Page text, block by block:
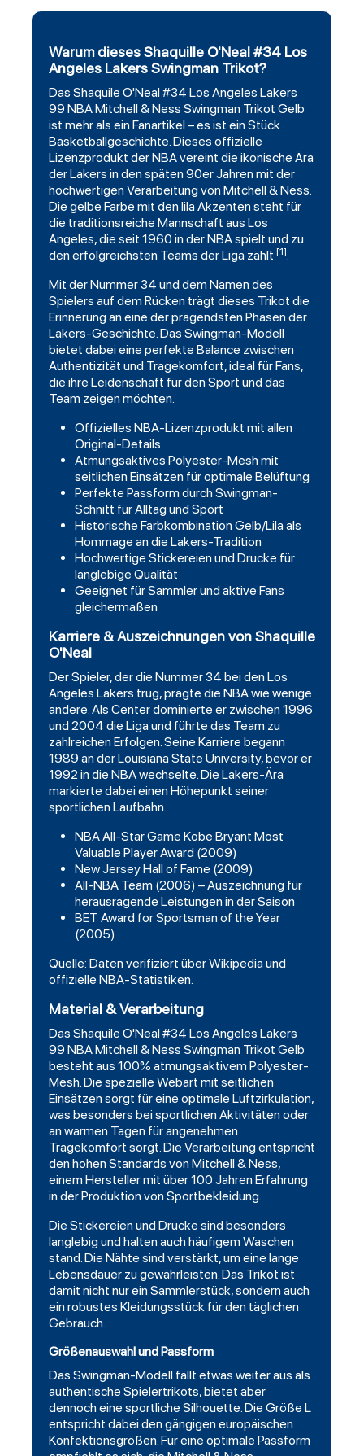
Warum dieses Shaquille O'Neal #34 Los
Angeles Lakers Swingman Trikot?
Das Shaquile O'Neal #34 Los Angeles Lakers
99 NBAMitchell& Ness Swingman Trikot Gelb
ist mehr als ein Fanartikel – es ist ein Stück
Basketballgeschichte. Dieses offizielle
Lizenzprodukt der NBA vereint die ikonische Ära
der Lakers in den späten 90er Jahren mit der
hochwertigen Verarbeitung von Mitchell & Ness.
Die gelbe Farbe mit den lila Akzenten steht für
die traditionsreiche Mannschaft aus Los
Angeles, die seit 1960 in der NBA spielt und zu
den erfolgreichsten Teams der Liga zählt [1].
Mit der Nummer 34 und dem Namen des
Spielers auf dem Rücken trägt dieses Trikot die
Erinnerung an eine der prägendsten Phasen der
Lakers-Geschichte. Das Swingman-Modell
bietet dabei eine perfekte Balance zwischen
Authentizität und Tragekomfort, ideal für Fans,
die ihre Leidenschaft für den Sport und das
Team zeigen möchten.
Offizielles NBA-Lizenzprodukt mit allen
Original-Details
Atmungsaktives Polyester-Mesh mit
seitlichen Einsätzen für optimale Belüftung
Perfekte Passform durch Swingman-
Schnitt für Alltag und Sport
Historische Farbkombination Gelb/Lila als
Hommage an die Lakers-Tradition
Hochwertige Stickereien und Drucke für
langlebige Qualität
Geeignet für Sammler und aktive Fans
gleichermaßen
Karriere & Auszeichnungen von Shaquille
O'Neal
Der Spieler, der die Nummer 34 bei den Los
Angeles Lakers trug, prägte die NBA wie wenige
andere. Als Center dominierte er zwischen 1996
und 2004 die Liga und führte das Team zu
zahlreichen Erfolgen. Seine Karriere begann
1989 an der Louisiana State University, bevor er
1992 in die NBA wechselte. Die Lakers-Ära
markierte dabei einen Höhepunkt seiner
sportlichen Laufbahn.
NBA All-Star Game Kobe Bryant Most
Valuable Player Award (2009)
New Jersey Hall of Fame (2009)
All-NBA Team (2006) – Auszeichnung für
herausragende Leistungen in der Saison
BET Award for Sportsman of the Year
(2005)
Quelle: Daten verifiziert über Wikipedia und
offizielle NBA-Statistiken.
Material & Verarbeitung
Das Shaquile O'Neal #34 Los Angeles Lakers
99 NBA Mitchell & Ness Swingman Trikot Gelb
besteht aus 100% atmungsaktivem Polyester-
Mesh. Die spezielle Webart mit seitlichen
Einsätzen sorgt für eine optimale Luftzirkulation,
was besonders bei sportlichen Aktivitäten oder
an warmen Tagen für angenehmen
Tragekomfort sorgt. Die Verarbeitung entspricht
den hohen Standards von Mitchell & Ness,
einem Hersteller mit über 100 Jahren Erfahrung
in der Produktion von Sportbekleidung.
Die Stickereien und Drucke sind besonders
langlebig und halten auch häufigem Waschen
stand. Die Nähte sind verstärkt, um eine lange
Lebensdauer zu gewährleisten. Das Trikot ist
damit nicht nur ein Sammlerstück, sondern auch
ein robustes Kleidungsstück für den täglichen
Gebrauch.
Größenauswahl und Passform
Das Swingman-Modell fällt etwas weiter aus als
authentische Spielertrikots, bietet aber
dennoch eine sportliche Silhouette. Die Größe L
entspricht dabei den gängigen europäischen
Konfektionsgrößen. Für eine optimale Passform